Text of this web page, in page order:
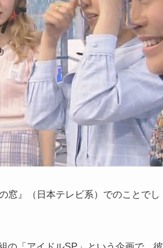
窓』（日本テレビ系）でのことでし